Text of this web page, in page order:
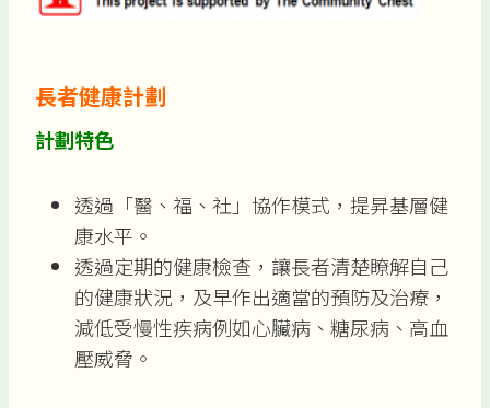
長者健康計劃
計劃特色
透過「醫、福、社」協作模式，提昇基層健
康水平。
透過定期的健康檢查，讓長者清楚瞭解自己
的健康狀況，及早作出適當的預防及治療，
減低受慢性疾病例如心臟病、糖尿病、高血
壓威脅。